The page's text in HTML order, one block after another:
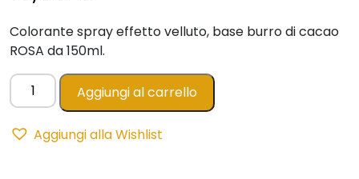
Colorante spray effetto velluto, base burro di cacao
ROSA da 150ml.
Spray
Easy
ROSA
Aggiungi al carrello
Aggiungi alla Wishlist